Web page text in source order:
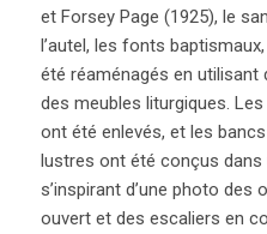
et Forsey Page (1925), le
l’autel, les fonts
été réaménagés en utilisant
des meubles liturgiques.
ont été enlevés, et les
lustres ont été conçus dans
s’inspirant d’une photo des
ouvert et des escaliers en